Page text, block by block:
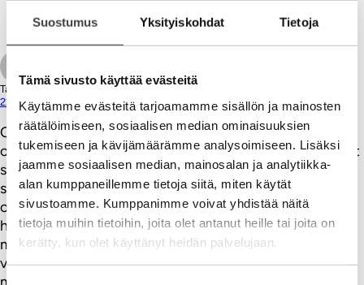
Suostumus Yksityiskohdat Tietoja
Tämä sivusto käyttää evästeitä
Käytämme evästeitä tarjoamamme sisällön ja mainosten
räätälöimiseen, sosiaalisen median ominaisuuksien
tukemiseen ja kävijämäärämme analysoimiseen. Lisäksi
jaamme sosiaalisen median, mainosalan ja analytiikka-
alan kumppaneillemme tietoja siitä, miten käytät
sivustoamme. Kumppanimme voivat yhdistää näitä
tietoja muihin tietoihin, joita olet antanut heille tai joita on
kerätty, kun olet käyttänyt heidän palvelujaan.
markkinassa…Syteen tai saveen.
Vastaa
Tage Johansson
22.04.2014
Ongelmana on yleensä aina ihmiset – ihmiset tekevät
organisaatiot ja ihmiset tekevät muutokset niissä. Yhtiöt
syntyvät ihmisistä, eivät tuotteista, konsepteista ja
strategioista. Ihmiset tekevät muutoksia. Kun
organisaatio taas on täynnä omaa nykytilannettaan jo
hiukan epätoivoisestikin puolustavia ihmisiä ei mitään
muutosta ole helppoa aikaansaada. Palataan silloin
vanhaan valtionhallinnon tapaan helposti: Kun et tee